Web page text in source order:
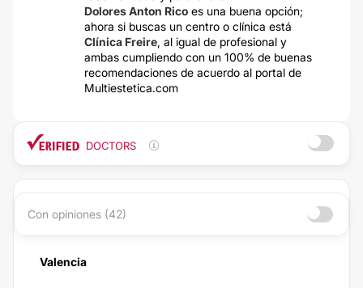
Dolores Anton Rico es una buena opción;
ahora si buscas un centro o clínica está
Clínica Freire, al igual de profesional y
ambas cumpliendo con un 100% de buenas
recomendaciones de acuerdo al portal de
Multiestetica.com
DOCTORS
Con opiniones (42)
Valencia